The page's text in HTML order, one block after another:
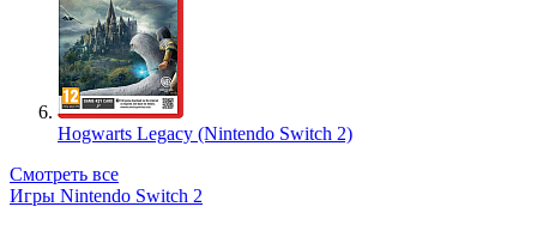
Hogwarts Legacy (Nintendo Switch 2)
Смотреть все
Игры Nintendo Switch 2